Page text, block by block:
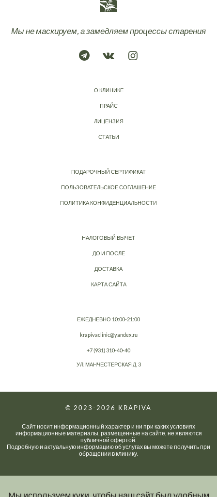
Мы не маскируем, а замедляем процессы старения
О КЛИНИКЕ
ПРАЙС
ЛИЦЕНЗИЯ
СТАТЬИ
ПОДАРОЧНЫЙ СЕРТИФИКАТ
ПОЛЬЗОВАТЕЛЬСКОЕ СОГЛАШЕНИЕ
ПОЛИТИКА КОНФИДЕНЦИАЛЬНОСТИ
НАЛОГОВЫЙ ВЫЧЕТ
ДО И ПОСЛЕ
ДОСТАВКА
КАРТА САЙТА
ЕЖЕДНЕВНО 10:00-21:00
krapivaclinic@yandex.ru
+7 (931) 310-40-40
УЛ. МАНЧЕСТЕРСКАЯ Д. 3
© 2023-2026 KRAPIVA
Сайт носит информационный характер и ни при каких условиях
информационные материалы, размещенные на сайте, не являются
публичной офертой.
Подробную и актуальную информацию об услугах вы можете получить при
обращении в клинику.